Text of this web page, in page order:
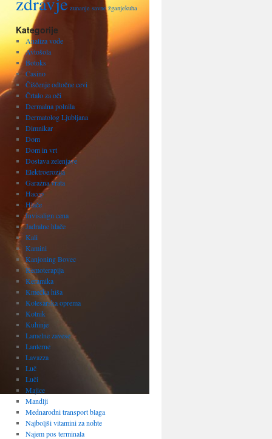
zunanje savne žganjekuha
Kategorije
Analiza vode
Avtošola
Botoks
Casino
Čiščenje odtočne cevi
Črtalo za oči
Dermalna polnila
Dermatolog Ljubljana
Dimnikar
Dom
Dom in vrt
Dostava zelenjave
Elektroerozija
Garažna vrata
Haccp
Hlače
Invisalign cena
Jadralne hlače
Kali
Kamini
Kanjoning Bovec
Kemoterapija
Keramika
Kmečka hiša
Kolesarska oprema
Kotnik
Kuhinje
Lamelne zavese
Lanterne
Lavazza
Luč
Luči
Majice
Mandlji
Mednarodni transport blaga
Najboljši vitamini za nohte
Najem pos terminala